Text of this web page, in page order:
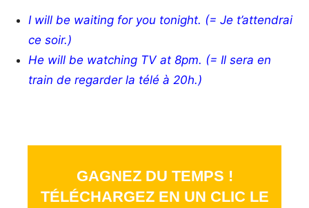
I will be waiting for you tonight. (= Je t’attendrai
ce soir.)
He will be watching TV at 8pm. (= Il sera en
train de regarder la télé à 20h.)
GAGNEZ DU TEMPS !
TÉLÉCHARGEZ EN UN CLIC LE